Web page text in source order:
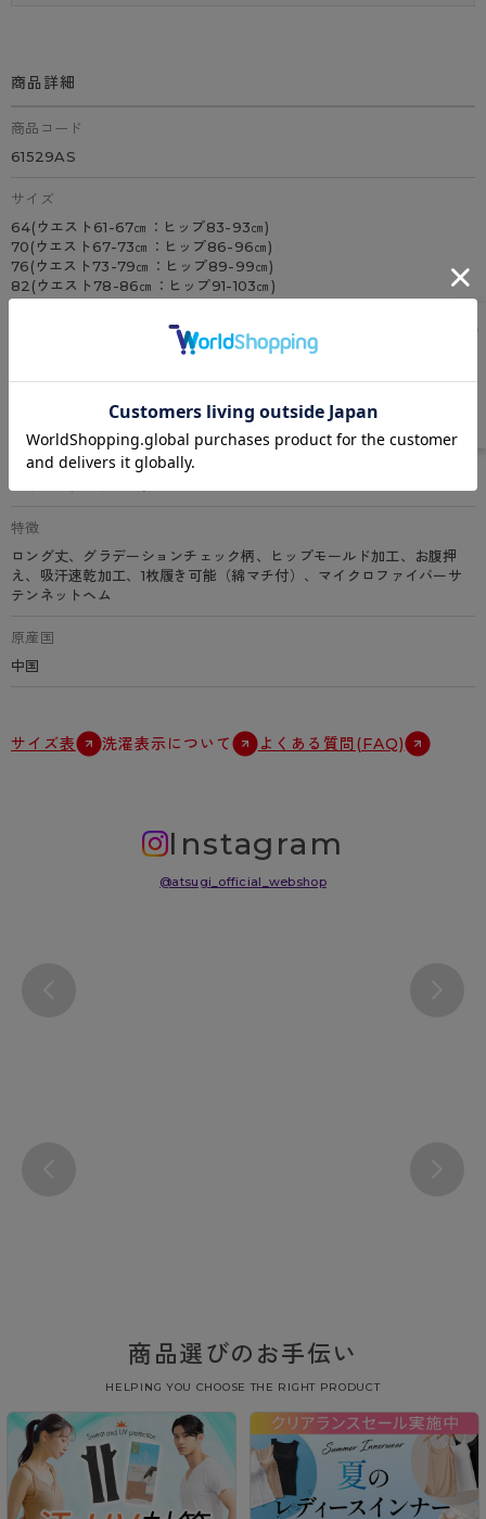
商品詳細
商品コード
61529AS
サイズ
64(ウエスト61-67㎝：ヒップ83-93㎝)
70(ウエスト67-73㎝：ヒップ86-96㎝)
76(ウエスト73-79㎝：ヒップ89-99㎝)
82(ウエスト78-86㎝：ヒップ91-103㎝)
90(ウエスト86-94㎝：ヒップ94-106㎝)
※ヒップとウエストを測定し、よりサイズの大きい方を基準にサイズを
カラー
アッシュブラウン、ブラック
素材
ナイロン、ポリウレタン
特徴
ロング丈、グラデーションチェック柄、ヒップモールド加工、お腹押
え、吸汗速乾加工、1枚履き可能（綿マチ付）、マイクロファイバーサ
テンネットヘム
原産国
中国
サイズ表 洗濯表示について よくある質問(FAQ)
Instagram
@atsugi_official_webshop
商品選びのお手伝い
HELPING YOU CHOOSE THE RIGHT PRODUCT